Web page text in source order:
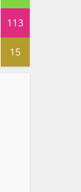
113
15